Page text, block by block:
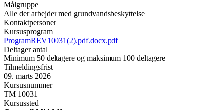
Målgruppe
Alle der arbejder med grundvandsbeskyttelse
Kontaktpersoner
Kursusprogram
ProgramREV10031(2).pdf.docx.pdf
Deltager antal
Minimum 50 deltagere og maksimum 100 deltagere
Tilmeldingsfrist
09. marts 2026
Kursusnummer
TM 10031
Kursussted